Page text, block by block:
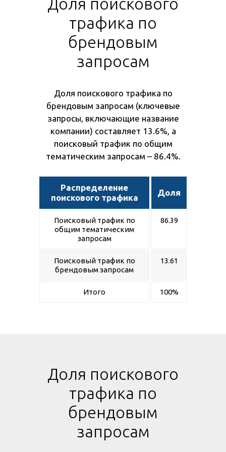
Доля поискового
трафика по
брендовым
запросам
Доля поискового трафика по
брендовым запросам (ключевые
запросы, включающие название
компании) составляет 13.6%, а
поисковый трафик по общим
тематическим запросам – 86.4%.
Распределение
поискового трафика
Доля
Поисковый трафик по
общим тематическим
запросам
86.39
Поисковый трафик по
брендовым запросам
13.61
Итого 100%
Доля поискового
трафика по
брендовым
запросам